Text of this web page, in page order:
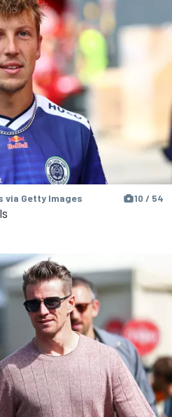
via Getty Images 10 / 54